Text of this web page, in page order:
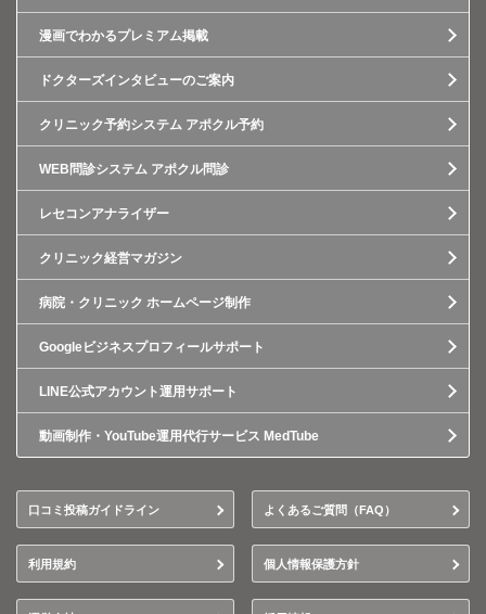
漫画でわかるプレミアム掲載
ドクターズインタビューのご案内
クリニック予約システム アポクル予約
WEB問診システム アポクル問診
レセコンアナライザー
クリニック経営マガジン
病院・クリニック ホームページ制作
Googleビジネスプロフィールサポート
LINE公式アカウント運用サポート
動画制作・YouTube運用代行サービス MedTube
口コミ投稿ガイドライン よくあるご質問（FAQ）
利用規約 個人情報保護方針